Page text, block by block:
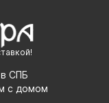
СПБ
с домом